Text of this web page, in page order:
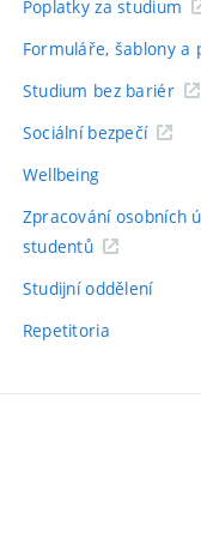
Poplatky za studium
Formuláře, šablony a
Studium bez bariér
Sociální bezpečí
Wellbeing
Zpracování osobních
studentů
Studijní oddělení
Repetitoria